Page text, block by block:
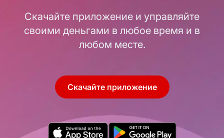
Скачайте приложение и управляйте
своими деньгами в любое время и в
любом месте.
Скачайте приложение